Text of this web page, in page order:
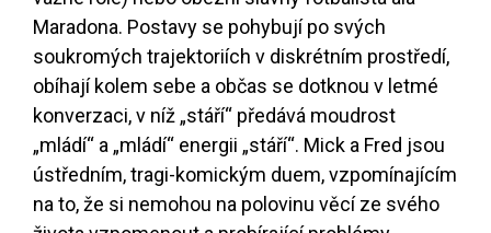
Maradona. Postavy se pohybují po svých
soukromých trajektoriích v diskrétním prostředí,
obíhají kolem sebe a občas se dotknou v letmé
konverzaci, v níž „stáří“ předává moudrost
„mládí“ a „mládí“ energii „stáří“. Mick a Fred jsou
ústředním, tragi-komickým duem, vzpomínajícím
na to, že si nemohou na polovinu věcí ze svého